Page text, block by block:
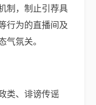
制，制止引荐具
行为的直播间及
气氛关。
类、诽谤传谣